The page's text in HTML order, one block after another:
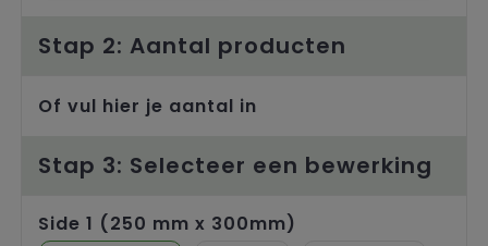
Stap 2: Aantal producten
Of vul hier je aantal in
Stap 3: Selecteer een bewerking
Side 1 (250 mm x 300mm)